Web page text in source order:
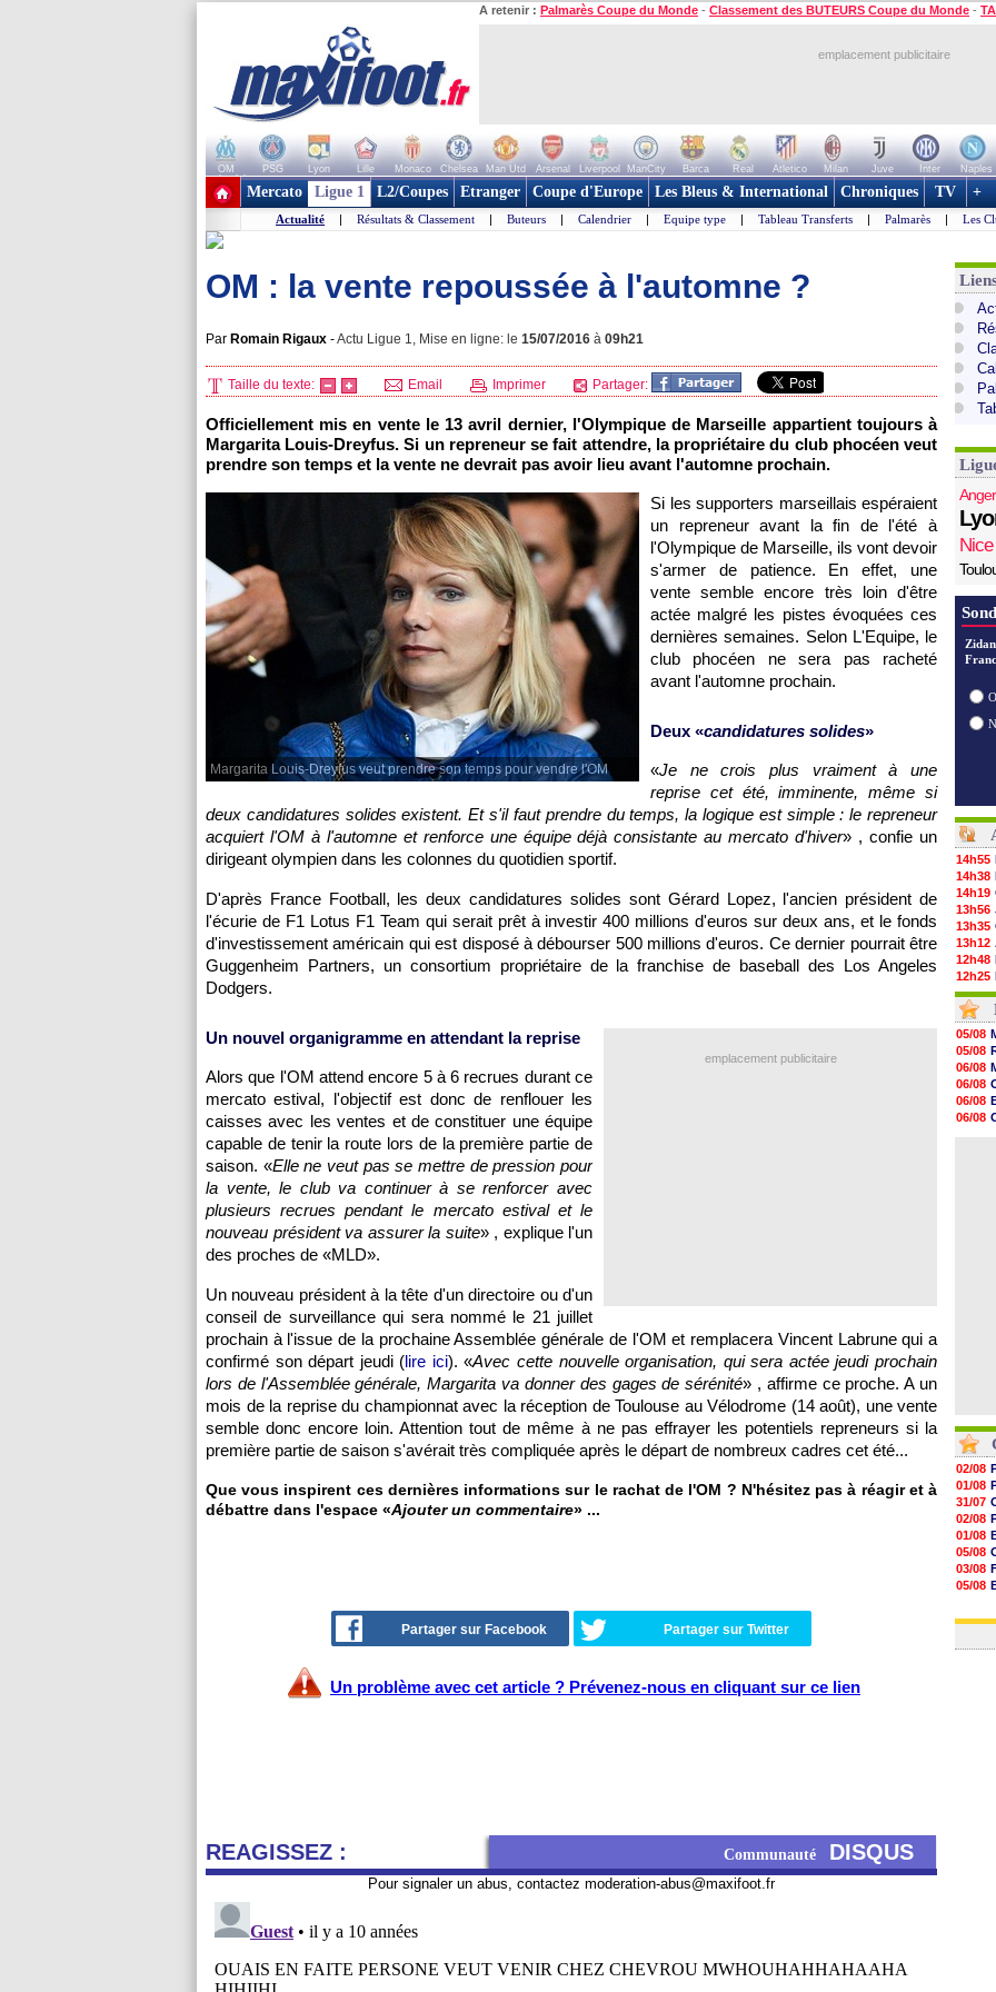
A retenir : Palmarès Coupe du Monde - Classement des BUTEURS Coupe du Monde -
emplacement publicitaire
OM PSG Lyon Lille Monaco Chelsea Man Utd Arsenal Liverpool ManCity Barca Real Atletico Milan Juve Inter Naples
+ de clubs
Mercato Ligue 1 L2/Coupes Etranger Coupe d'Europe Les Bleus & International Chroniques TV +
Actualité | Résultats & Classement | Buteurs | Calendrier | Equipe type | Tableau Transferts | Palmarès | Les
OM : la vente repoussée à l'automne ?
Par Romain Rigaux -Actu Ligue 1, Mise en ligne: le 15/07/2016 à 09h21
Taille du texte: Email Imprimer Partager:
Officiellement mis en vente le 13 avril dernier, l'Olympique de Marseille appartient toujours à
Margarita Louis-Dreyfus. Si un repreneur se fait attendre, la propriétaire du club phocéen veut
prendre son temps et la vente ne devrait pas avoir lieu avant l'automne prochain.
Margarita Louis-Dreyfus veut prendre son temps pour vendre l'OM
Si les supporters marseillais espéraient
un repreneur avant la fin de l'été à
l'Olympique de Marseille, ils vont devoir
s'armer de patience. En effet, une
vente semble encore très loin d'être
actée malgré les pistes évoquées ces
dernières semaines. Selon L'Equipe, le
club phocéen ne sera pas racheté
avant l'automne prochain.
Deux «candidatures solides»
«Je ne crois plus vraiment à une
reprise cet été, imminente, même si
deux candidatures solides existent. Et s'il faut prendre du temps, la logique est simple : le repreneur
acquiert l'OM à l'automne et renforce une équipe déjà consistante au mercato d'hiver» , confie un
dirigeant olympien dans les colonnes du quotidien sportif.
D'après France Football, les deux candidatures solides sont Gérard Lopez, l'ancien président de
l'écurie de F1 Lotus F1 Team qui serait prêt à investir 400 millions d'euros sur deux ans, et le fonds
d'investissement américain qui est disposé à débourser 500 millions d'euros. Ce dernier pourrait être
Guggenheim Partners, un consortium propriétaire de la franchise de baseball des Los Angeles
Dodgers.
emplacement publicitaire
Un nouvel organigramme en attendant la reprise
Alors que l'OM attend encore 5 à 6 recrues durant ce
mercato estival, l'objectif est donc de renflouer les
caisses avec les ventes et de constituer une équipe
capable de tenir la route lors de la première partie de
saison. «Elle ne veut pas se mettre de pression pour
la vente, le club va continuer à se renforcer avec
plusieurs recrues pendant le mercato estival et le
nouveau président va assurer la suite» , explique l'un
des proches de «MLD».
Un nouveau président à la tête d'un directoire ou d'un
conseil de surveillance qui sera nommé le 21 juillet
prochain à l'issue de la prochaine Assemblée générale de l'OM et remplacera Vincent Labrune qui a
confirmé son départ jeudi (lire ici). «Avec cette nouvelle organisation, qui sera actée jeudi prochain
lors de l'Assemblée générale, Margarita va donner des gages de sérénité» , affirme ce proche. A un
mois de la reprise du championnat avec la réception de Toulouse au Vélodrome (14 août), une vente
semble donc encore loin. Attention tout de même à ne pas effrayer les potentiels repreneurs si la
première partie de saison s'avérait très compliquée après le départ de nombreux cadres cet été...
Que vous inspirent ces dernières informations sur le rachat de l'OM ? N'hésitez pas à réagir et à
débattre dans l'espace «Ajouter un commentaire» ...
Partager sur Facebook Partager sur Twitter
Un problème avec cet article ? Prévenez-nous en cliquant sur ce lien
REAGISSEZ : Communauté DISQUS
Pour signaler un abus, contactez moderation-abus@maxifoot.fr
Nice
14h55
14h38
14h19
13h56
13h35
13h12
12h48
12h25
12h06
11h53
11h31
11h10
10h52
10h33
10h12
10h09
10h05
05/08
05/08
06/08
06/08
06/08
06/08
02/08
01/08
31/07
02/08
01/08
05/08
03/08
05/08
03/08